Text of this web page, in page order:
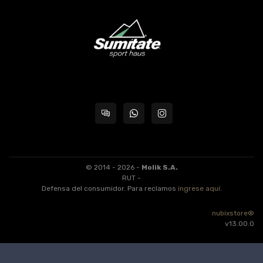
© 2014 - 2026 - Molik S.A.
RUT -
Defensa del consumidor. Para reclamos ingrese aquí.
nubixstore®
v13.00.0